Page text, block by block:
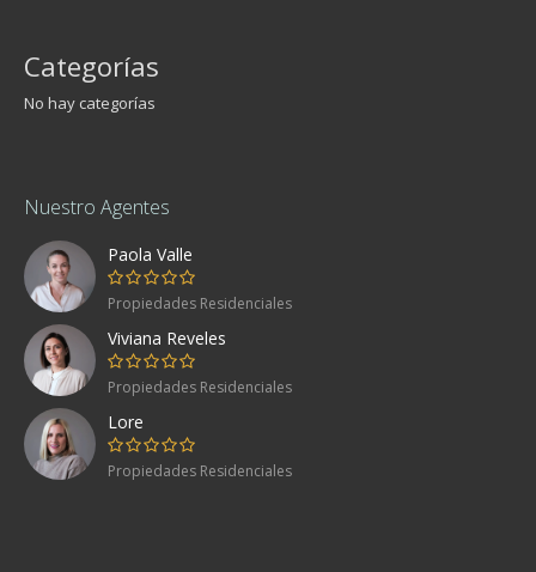
Categorías
No hay categorías
Nuestro Agentes
Paola Valle
Propiedades Residenciales
Viviana Reveles
Propiedades Residenciales
Lore
Propiedades Residenciales